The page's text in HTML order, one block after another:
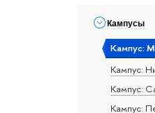
Кампусы
Кампус:
Кампус:
Кампус:
Кампус: